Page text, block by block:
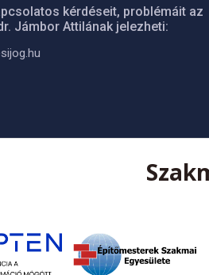
kérdéseit, problémáit az
Jámbor Attilának jelezheti: